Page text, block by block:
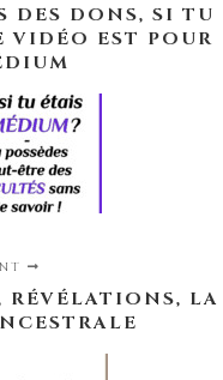
DES DONS, SI TU
VIDÉO EST POUR
LA